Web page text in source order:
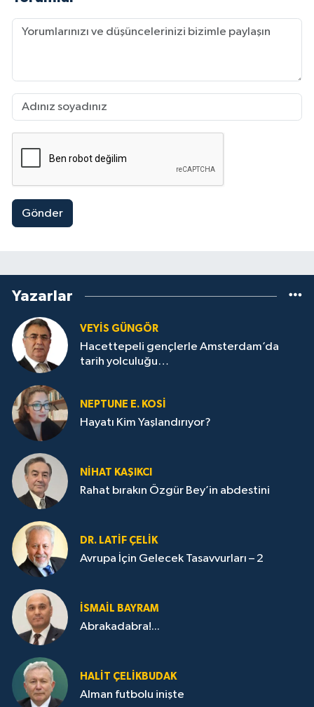
Gönder
Yazarlar
VEYIS GÜNGÖR
Hacettepeli gençlerle Amsterdam’da
tarih yolculuğu…
NEPTUNE E. KOSİ
Hayatı Kim Yaşlandırıyor?
NİHAT KAŞIKCI
Rahat bırakın Özgür Bey’in abdestini
DR. LATİF ÇELİK
Avrupa İçin Gelecek Tasavvurları – 2
İSMAİL BAYRAM
Abrakadabra!...
HALIT ÇELİKBUDAK
Alman futbolu inişte